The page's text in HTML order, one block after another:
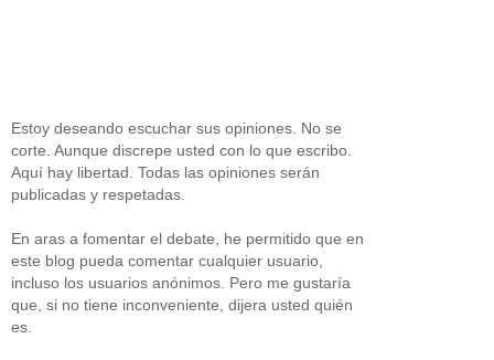
Estoy deseando escuchar sus opiniones. No se
corte. Aunque discrepe usted con lo que escribo.
Aquí hay libertad. Todas las opiniones serán
publicadas y respetadas.
En aras a fomentar el debate, he permitido que en
este blog pueda comentar cualquier usuario,
incluso los usuarios anónimos. Pero me gustaría
que, si no tiene inconveniente, dijera usted quién
es.